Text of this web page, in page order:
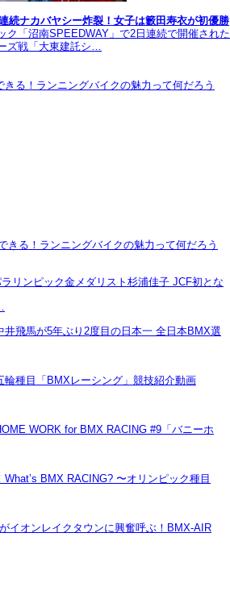
続ナカバヤシー炸裂！女子は籔田寿衣が初優勝
ク「沼南SPEEDWAY」で2日連続で開催された
ズ戦「大東建託シ…
る！ランニングバイクの魅力って何だろう
きる！ランニングバイクの魅力って何だろう
リンピック金メダリスト杉浦佳子 JCF初とな
井飛馬が5年ぶり2度目の日本一 全日本BMX選
輪種目「BMXレーシング」競技紹介動画
WORK for BMX RACING #9「バニーホ
What’s BMX RACING? 〜オリンピック種目
イオンレイクタウンに興奮呼ぶ！BMX-AIR